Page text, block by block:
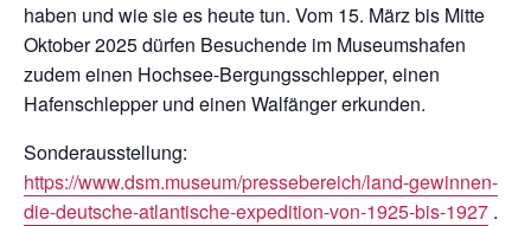
haben und wie sie es heute tun. Vom 15. März bis Mitte
Oktober 2025 dürfen Besuchende im Museumshafen
zudem einen Hochsee-Bergungsschlepper, einen
Hafenschlepper und einen Walfänger erkunden.
Sonderausstellung:
https://www.dsm.museum/pressebereich/land-gewinnen-
die-deutsche-atlantische-expedition-von-1925-bis-1927 .